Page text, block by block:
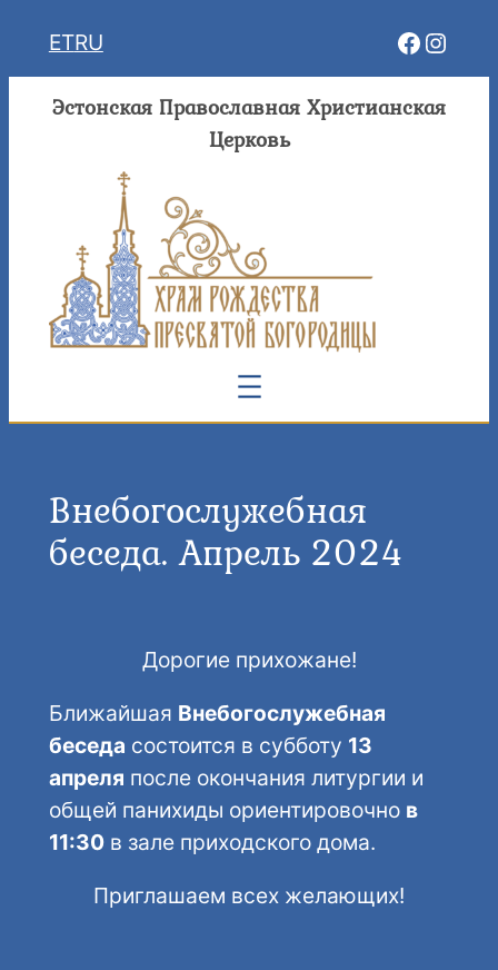
ETRU
Эстонская Православная Христианская
Церковь
Внебогослужебная
беседа. Апрель 2024
Дорогие прихожане!
Ближайшая Внебогослужебная
беседа состоится в субботу 13
апреля после окончания литургии и
общей панихиды ориентировочно в
11:30в зале приходского дома.
Приглашаем всех желающих!